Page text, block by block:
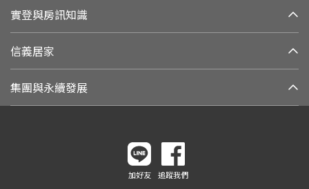
實登與房訊知識
信義居家
集團與永續發展
加好友 追蹤我們